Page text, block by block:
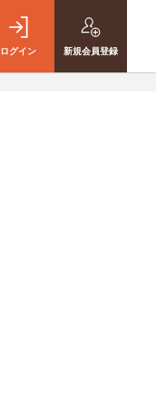
ログイン 新規会員登録